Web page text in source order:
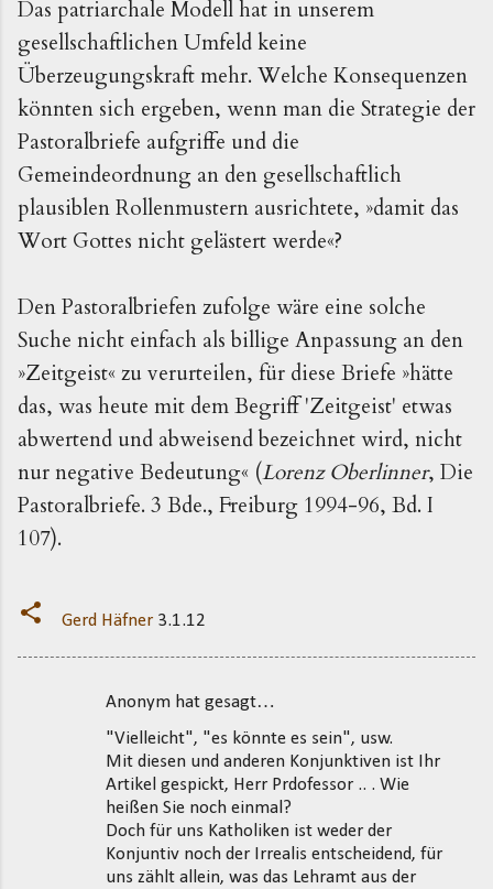
Das patriarchale Modell hat in unserem
gesellschaftlichen Umfeld keine
Überzeugungskraft mehr. Welche Konsequenzen
könnten sich ergeben, wenn man die Strategie der
Pastoralbriefe aufgriffe und die
Gemeindeordnung an den gesellschaftlich
plausiblen Rollenmustern ausrichtete, »damit das
Wort Gottes nicht gelästert werde«?
Den Pastoralbriefen zufolge wäre eine solche
Suche nicht einfach als billige Anpassung an den
»Zeitgeist« zu verurteilen, für diese Briefe »hätte
das, was heute mit dem Begriff 'Zeitgeist' etwas
abwertend und abweisend bezeichnet wird, nicht
nur negative Bedeutung« (Lorenz Oberlinner, Die
Pastoralbriefe. 3 Bde., Freiburg 1994-96, Bd. I
107).
Gerd Häfner 3.1.12
Anonym hat gesagt…
"Vielleicht", "es könnte es sein", usw.
Mit diesen und anderen Konjunktiven ist Ihr
Artikel gespickt, Herr Prdofessor .. . Wie
heißen Sie noch einmal?
Doch für uns Katholiken ist weder der
Konjuntiv noch der Irrealis entscheidend, für
uns zählt allein, was das Lehramt aus der